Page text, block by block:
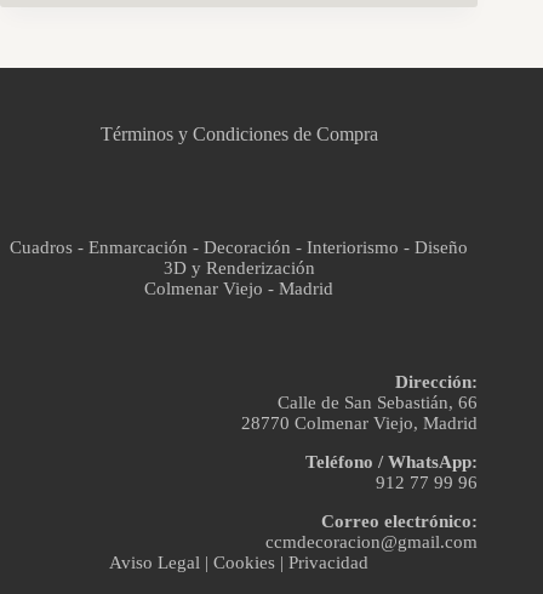
Términos y Condiciones de Compra
Cuadros - Enmarcación - Decoración - Interiorismo - Diseño
3D y Renderización
Colmenar Viejo - Madrid
Dirección:
Calle de San Sebastián, 66
28770 Colmenar Viejo, Madrid
Teléfono / WhatsApp:
912 77 99 96
Correo electrónico:
ccmdecoracion@gmail.com
Aviso Legal |Cookies |Privacidad
Asistente virtual · En línea